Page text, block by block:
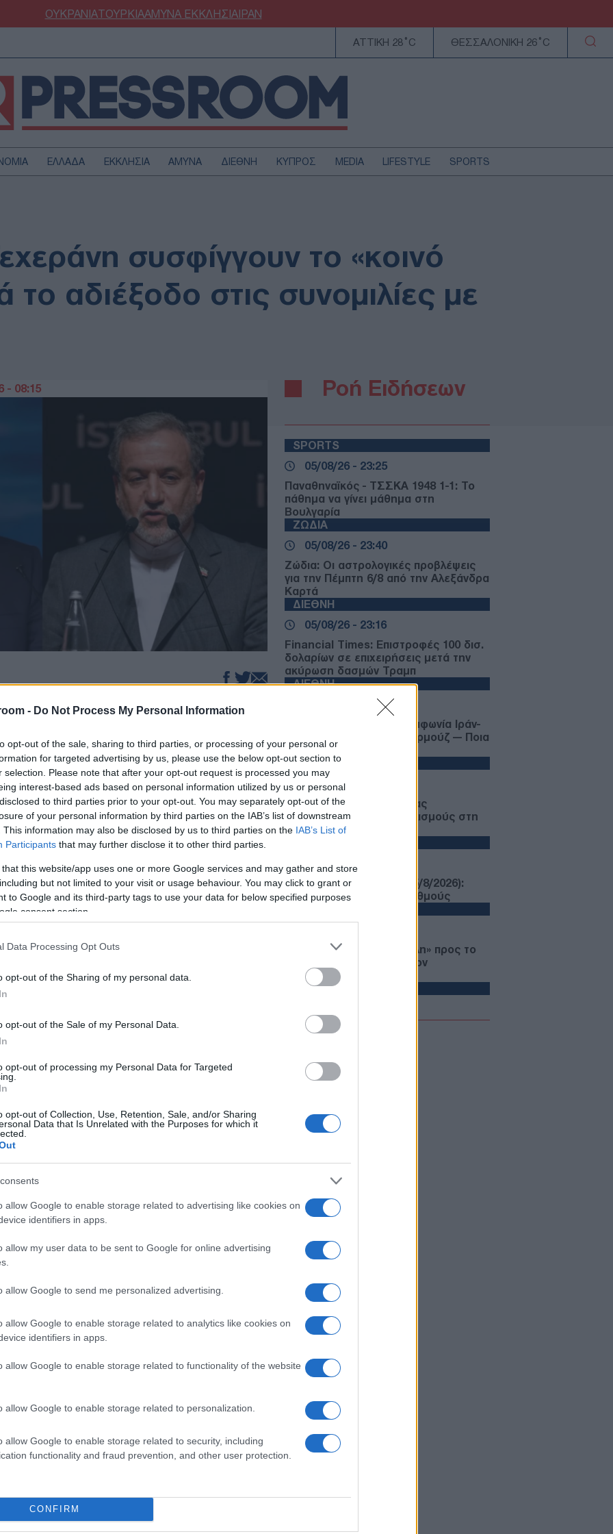
- Do Not Process My Personal Information
opt-out of the sale, sharing to third parties, or processing of your personal or
for targeted advertising by us, please use the below opt-out section to
selection. Please note that after your opt-out request is processed you may
interest-based ads based on personal information utilized by us or personal
to third parties prior to your opt-out. You may separately opt-out of the
of your personal information by third parties on the IAB’s list of downstream
This information may also be disclosed by us to third parties on the IAB’s List of
Participants that may further disclose it to other third parties.
that this website/app uses one or more Google services and may gather and store
but not limited to your visit or usage behaviour. You may click to grant or
to Google and its third-party tags to use your data for below specified purposes
consent section.
Data Processing Opt Outs
opt-out of the Sharing of my personal data.
opt-out of the Sale of my Personal Data.
opt-out of processing my Personal Data for Targeted
opt-out of Collection, Use, Retention, Sale, and/or Sharing
Data that Is Unrelated with the Purposes for which it
allow Google to enable storage related to advertising like cookies on
identifiers in apps.
allow my user data to be sent to Google for online advertising
allow Google to send me personalized advertising.
allow Google to enable storage related to analytics like cookies on
identifiers in apps.
allow Google to enable storage related to functionality of the website
allow Google to enable storage related to personalization.
allow Google to enable storage related to security, including
functionality and fraud prevention, and other user protection.
CONFIRM
ΟΥΚΡΑΝΙΑΤΟΥΡΚΙΑΑΜΥΝΑΕΚΚΛΗΣΙΑΙΡΑΝ
ΑΤΤΙΚΗ 28°C ΘΕΣΣΑΛΟΝΙΚΗ 26°C
ΕΛΛΑΔΑ ΕΚΚΛΗΣΙΑ ΑΜΥΝΑ ΔΙΕΘΝΗ ΚΥΠΡΟΣ MEDIA LIFESTYLE SPORTS
ΥΓΕΙΑ
ΤΕΧΝΟΛΟΓΙΑ
ΑΡΘΡΟΓΡΑΦΙΑ
συσφίγγουν το «κοινό
το αδιέξοδο στις συνομιλίες με
- 08:15
τις γεωπολιτικές ισορροπίες, το
συνάντηση του Βλαντίμιρ Πούτιν
Αμπάς Αραγτσί, στην Αγία
διπλωματίας στη ρωσική πλευρά
αναχώρησή του από το Πακιστάν και ενώ
χωρών, όπως το Ομάν, δεν έχουν
το αδιέξοδο στις διαπραγματεύσεις
της Τεχεράνης, η ατζέντα των
της ρωσικής ηγεσίας για τις
αλλά και στην προάσπιση των
εξωτερικών απειλών.
υπογράμμισε τη στρατηγική σημασία της
«ενωμένο μέτωπο» των δύο χωρών
κοινή επιδίωξη Ρωσίας και Ιράν για τη
μακριά από τη μονομέρεια των
Ροή Ειδήσεων
SPORTS
05/08/26 - 23:25
Παναθηναϊκός - ΤΣΣΚΑ 1948 1-1: Το
πάθημα να γίνει μάθημα στη
Βουλγαρία
ΖΩΔΙΑ
05/08/26 - 23:40
Ζώδια: Οι αστρολογικές προβλέψεις
για την Πέμπτη 6/8 από την Αλεξάνδρα
Καρτά
ΔΙΕΘΝΗ
05/08/26 - 23:16
Financial Times: Επιστροφές 100 δισ.
δολαρίων σε επιχειρήσεις μετά την
ακύρωση δασμών Τραμπ
ΔΙΕΘΝΗ
05/08/26 - 23:03
Στην τελική ευθεία η συμφωνία Ιράν-
Ομάν για το Στενό του Ορμούζ — Ποια
είναι τα βασικα σημεία
ΔΙΕΘΝΗ
05/08/26 - 22:49
ΗΠΑ: Τρεις νεκροί και ένας
τραυματίας από πυροβολισμούς στη
Βόρεια Καρολίνα
05/08/26 - 22:44
Κλήρωση ΛΟΤΤΟ 2750 (5/8/2026):
Δείτε τους τυχερούς αριθμούς
Πεζεσκιάν: «Πολύ δύσκολη» προς το
παρόν η επικοινωνία με τον
Μοτζτάμπα Χαμενεΐ
ΔΙΕΘΝΗ
Τραγωδία σε γήπεδο της Ταϊλάνδης:
ΔΙΕΘΝΗ
θα συνεχίσει να δρα «προληπτικά» στη
Γάζα - Χτυπήματα στη και Δυτική
ΕΛΛΑΔΑ
05/08/26 - 21:13
Πρέβεζα: Εντοπίστηκε σχεδόν άθικτη
σπάνια γερμανική τορπιλάκατος του
ΔΙΕΘΝΗ
05/08/26 - 20:56
Καρολίνα - Πληροφορίες για νεκρούς
ΕΛΛΑΔΑ
Σύμη: Εντοπίστηκε σορός κοντά στον
Πανορμίτη - Πιθανόν ανήκει σε
ΔΙΕΘΝΗ
05/08/26 - 20:24
Ιράν: Διαψεύδει συμμετοχή σε
απευθείας συνομιλίες με τις ΗΠΑ —